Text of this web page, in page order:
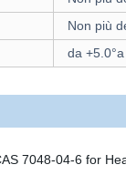
Non più
da